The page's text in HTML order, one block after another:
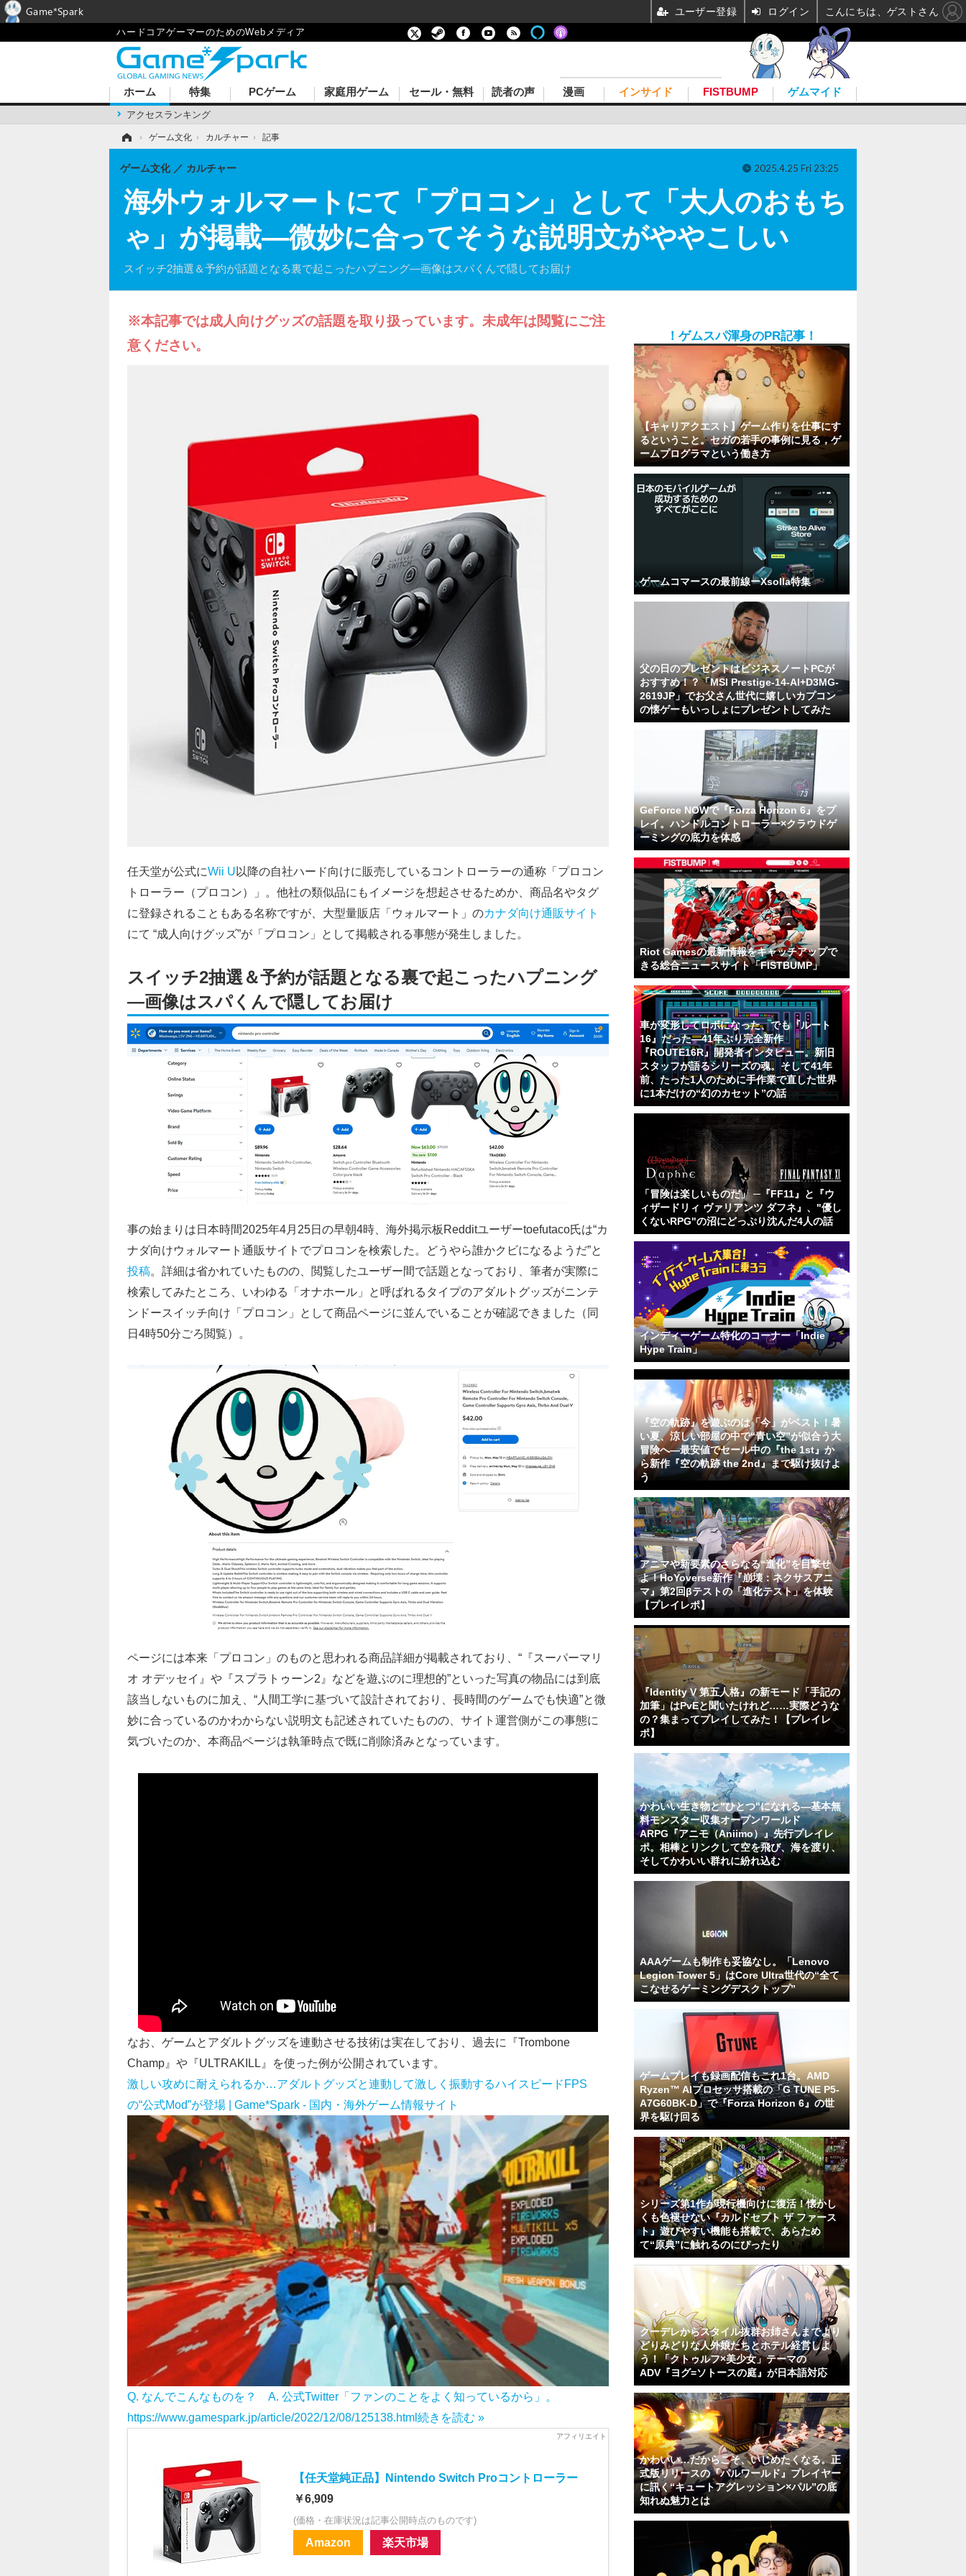
ハードコアゲーマーのためのWebメディア
ホーム
アクセスランキング
特集 PCゲーム 家庭用ゲーム セール・無料 読者の声 漫画 インサイド FISTBUMP ゲムマイド
› ゲーム文化 › カルチャー › 記事
海外ウォルマートにて「プロコン」として「大人のおもち
ゃ」が掲載―微妙に合ってそうな説明文がややこしい
スイッチ2抽選＆予約が話題となる裏で起こったハプニング―画像はスパくんで隠してお届け
ゲーム文化 カルチャー 2025.4.25 Fri 23:25
※本記事では成人向けグッズの話題を取り扱っています。未成年は閲覧にご注
意ください。
任天堂が公式にWii U以降の自社ハード向けに販売しているコントローラーの通称「プロコン
トローラー（プロコン）」。他社の類似品にもイメージを想起させるためか、商品名やタグ
に登録されることもある名称ですが、大型量販店「ウォルマート」のカナダ向け通販サイト
にて “成人向けグッズ”が「プロコン」として掲載される事態が発生しました。
スイッチ2抽選＆予約が話題となる裏で起こったハプニング
―画像はスパくんで隠してお届け
事の始まりは日本時間2025年4月25日の早朝4時、海外掲示板Redditユーザーtoefutaco氏は“カ
ナダ向けウォルマート通販サイトでプロコンを検索した。どうやら誰かクビになるようだ”と
投稿。詳細は省かれていたものの、閲覧したユーザー間で話題となっており、筆者が実際に
検索してみたところ、いわゆる「オナホール」と呼ばれるタイプのアダルトグッズがニンテ
ンドースイッチ向け「プロコン」として商品ページに並んでいることが確認できました（同
日4時50分ごろ閲覧）。
ページには本来「プロコン」のものと思われる商品詳細が掲載されており、“『スーパーマリ
オ オデッセイ』や『スプラトゥーン2』などを遊ぶのに理想的”といった写真の物品には到底
該当しないものに加え、“人間工学に基づいて設計されており、長時間のゲームでも快適”と微
妙に合っているのかわからない説明文も記述されていたものの、サイト運営側がこの事態に
気づいたのか、本商品ページは執筆時点で既に削除済みとなっています。
なお、ゲームとアダルトグッズを連動させる技術は実在しており、過去に『Trombone
Champ』や『ULTRAKILL』を使った例が公開されています。
激しい攻めに耐えられるか…アダルトグッズと連動して激しく振動するハイスピードFPS
の“公式Mod”が登場 | Game*Spark - 国内・海外ゲーム情報サイト
Q. なんでこんなものを？ A. 公式Twitter「ファンのことをよく知っているから」。
https://www.gamespark.jp/article/2022/12/08/125138.html続きを読む »
【任天堂純正品】Nintendo Switch Proコントローラー
￥6,909
(価格・在庫状況は記事公開時点のものです)
Amazon 楽天市場
！ゲムスパ渾身のPR記事！
【キャリアクエスト】ゲーム作りを仕事にす
るということ。セガの若手の事例に見る，ゲ
ームプログラマという働き方
ゲームコマースの最前線ーXsolla特集
父の日のプレゼントはビジネスノートPCが
おすすめ！？「MSI Prestige-14-AI+D3MG-
2619JP」でお父さん世代に嬉しいカプコン
の懐ゲーもいっしょにプレゼントしてみた
GeForce NOWで『Forza Horizon 6』をプ
レイ。ハンドルコントローラー×クラウドゲ
ーミングの底力を体感
Riot Gamesの最新情報をキャッチアップで
きる総合ニュースサイト「FISTBUMP」
車が変形してロボになった、でも『ルート
16』だった―41年ぶり完全新作
『ROUTE16R』開発者インタビュー。新旧
スタッフが語るシリーズの魂。そして41年
前、たった1人のために手作業で直した世界
に1本だけの“幻のカセット”の話
「冒険は楽しいものだ」 ─『FF11』と『ウ
ィザードリィ ヴァリアンツ ダフネ』、"優し
くないRPG"の沼にどっぷり沈んだ4人の話
インディーゲーム特化のコーナー「Indie
Hype Train」
『空の軌跡』を遊ぶのは「今」がベスト！暑
い夏、涼しい部屋の中で“青い空”が似合う大
冒険へ―最安値でセール中の『the 1st』か
ら新作『空の軌跡 the 2nd』まで駆け抜けよ
う
アニマや新要素のさらなる“進化”を目撃せ
よ！HoYoverse新作『崩壊：ネクサスアニ
マ』第2回βテストの「進化テスト」を体験
【プレイレポ】
『Identity V 第五人格』の新モード「手記の
加筆」はPvEと聞いたけれど……実際どうな
の？集まってプレイしてみた！【プレイレ
ポ】
かわいい生き物と"ひとつ"になれる―基本無
料モンスター収集オープンワールド
ARPG『アニモ（Aniimo）』先行プレイレ
ポ。相棒とリンクして空を飛び、海を渡り、
そしてかわいい群れに紛れ込む
AAAゲームも制作も妥協なし。「Lenovo
Legion Tower 5」はCore Ultra世代の“全て
こなせるゲーミングデスクトップ”
ゲームプレイも録画配信もこれ1台。AMD
Ryzen™ AIプロセッサ搭載の「G TUNE P5-
A7G60BK-D」で『Forza Horizon 6』の世
界を駆け回る
シリーズ第1作が現行機向けに復活！懐かし
くも色褪せない『カルドセプト ザ ファース
ト』遊びやすい機能も搭載で、あらため
て“原典”に触れるのにぴったり
クーデレからスタイル抜群お姉さんまでより
どりみどりな人外娘たちとホテル経営しよ
う！「クトゥルフ×美少女」テーマの
ADV『ヨグ=ソトースの庭』が日本語対応
かわいい…だからこそ、いじめたくなる。正
式版リリースの『パルワールド』プレイヤー
に訊く“キュートアグレッション×パル”の底
知れぬ魅力とは
Game*Spark ユーザー登録 ログイン こんにちは、ゲストさん